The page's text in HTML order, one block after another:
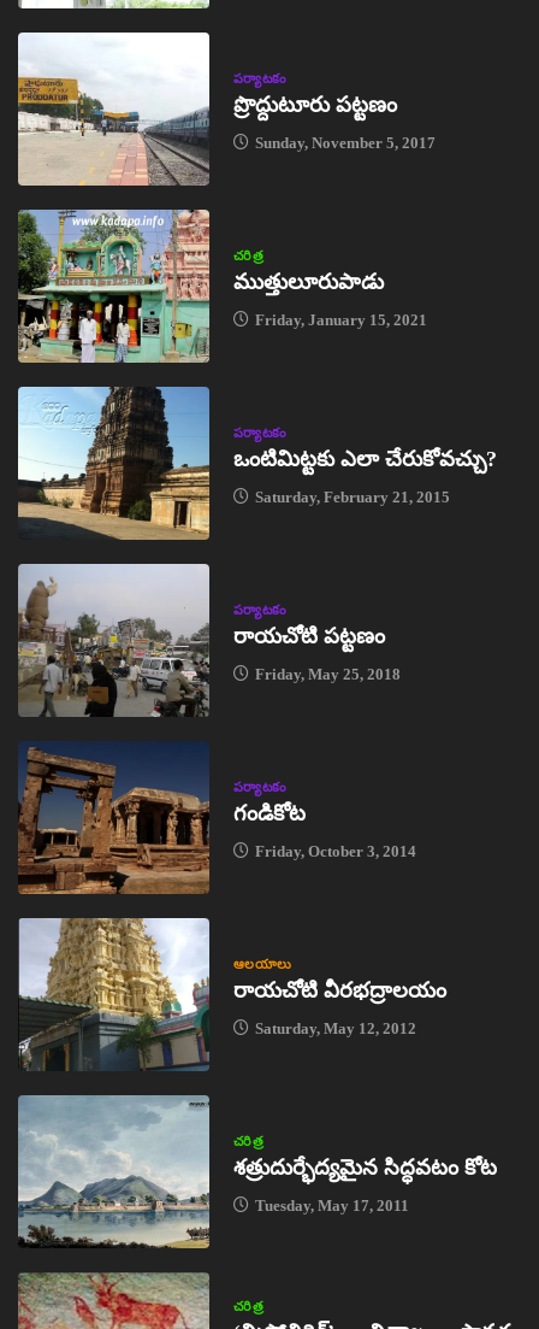
పర్యాటకం
ప్రొద్దుటూరు పట్టణం
Sunday, November 5, 2017
చరిత్ర
ముత్తులూరుపాడు
Friday, January 15, 2021
పర్యాటకం
ఒంటిమిట్టకు ఎలా చేరుకోవచ్చు?
Saturday, February 21, 2015
పర్యాటకం
రాయచోటి పట్టణం
Friday, May 25, 2018
పర్యాటకం
గండికోట
Friday, October 3, 2014
ఆలయాలు
రాయచోటి వీరభద్రాలయం
Saturday, May 12, 2012
చరిత్ర
శత్రుదుర్భేద్యమైన సిద్ధవటం కోట
Tuesday, May 17, 2011
చరిత్ర